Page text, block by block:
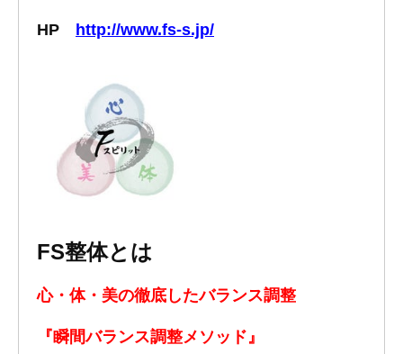
HP http://www.fs-s.jp/
FS整体とは
心・体・美の徹底したバランス調整
『瞬間バランス調整メソッド』